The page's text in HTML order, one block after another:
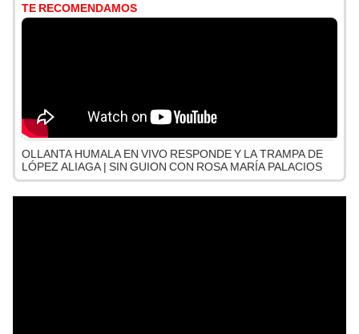
TE RECOMENDAMOS
OLLANTA HUMALA EN VIVO RESPONDE Y LA TRAMPA DE
LÓPEZ ALIAGA | SIN GUION CON ROSA MARÍA PALACIOS